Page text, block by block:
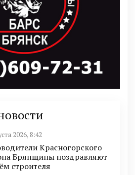
2026, 8:42
Красногорского
Брянщины поздравляют
строителя